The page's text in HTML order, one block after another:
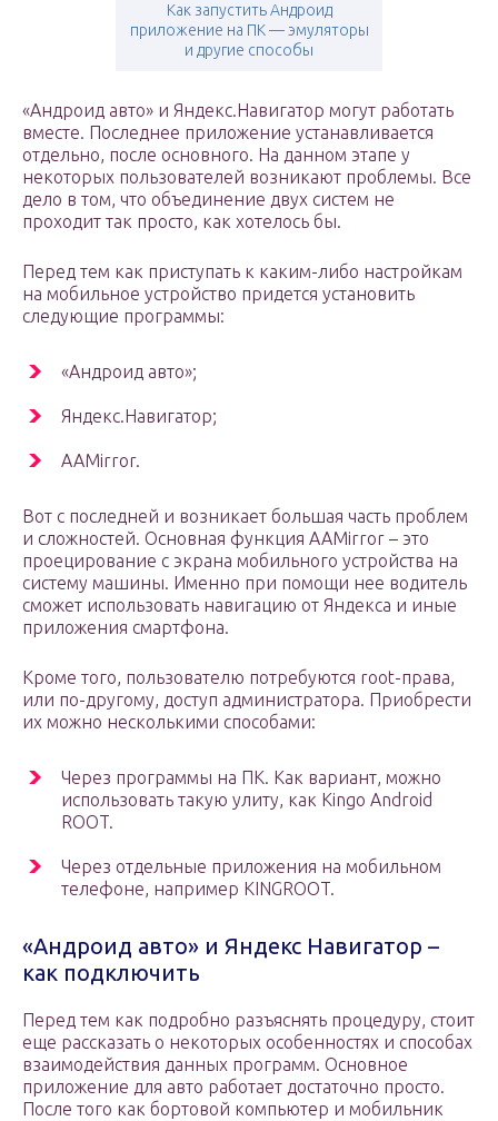
Как запустить Андроид
приложение на ПК — эмуляторы
и другие способы
«Андроид авто» и Яндекс.Навигатор могут работать
вместе. Последнее приложение устанавливается
отдельно, после основного. На данном этапе у
некоторых пользователей возникают проблемы. Все
дело в том, что объединение двух систем не
проходит так просто, как хотелось бы.
Перед тем как приступать к каким-либо настройкам
на мобильное устройство придется установить
следующие программы:
«Андроид авто»;
Яндекс.Навигатор;
AAMirror.
Вот с последней и возникает большая часть проблем
и сложностей. Основная функция AAMirror – это
проецирование с экрана мобильного устройства на
систему машины. Именно при помощи нее водитель
сможет использовать навигацию от Яндекса и иные
приложения смартфона.
Кроме того, пользователю потребуются root-права,
или по-другому, доступ администратора. Приобрести
их можно несколькими способами:
Через программы на ПК. Как вариант, можно
использовать такую улиту, как Kingo Android
ROOT.
Через отдельные приложения на мобильном
телефоне, например KINGROOT.
«Андроид авто» и Яндекс Навигатор –
как подключить
Перед тем как подробно разъяснять процедуру, стоит
еще рассказать о некоторых особенностях и способах
взаимодействия данных программ. Основное
приложение для авто работает достаточно просто.
После того как бортовой компьютер и мобильник